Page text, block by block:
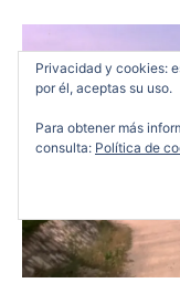
Privacidad y cookies:
por él, aceptas su uso.
Para obtener más
consulta: Política de